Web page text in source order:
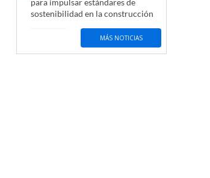
para impulsar estándares de
sostenibilidad en la construcción
MÁS NOTICIAS